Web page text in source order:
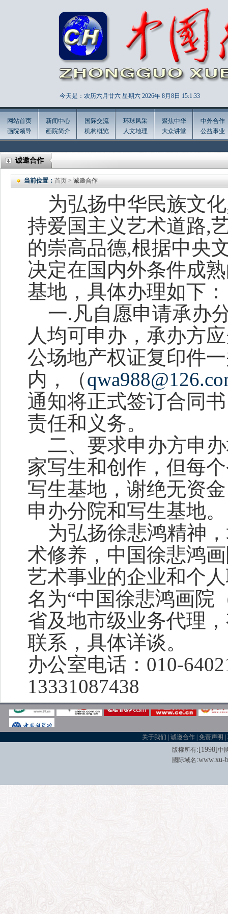
今天是：农历六月廿六 星期六 2026年 8月8日 15:1:34
网站首页
画院领导
新闻中心
画院简介
国际交流
机构概览
环球风采
人文地理
聚焦中华
大众讲堂
中外合作
公益事业
诚邀合作
当前位置： 首页 > 诚邀合作
为弘扬中华民族文
持爱国主义艺术道路,
的崇高品德,根据中央
决定在国内外条件成
基地，具体办理如下：
一.凡自愿申请承办
人均可申办，承办方
公场地产权证复印件
内，（
通知将正式签订合同
责任和义务。
二、要求申办方申
家写生和创作，但每
写生基地，谢绝无资
申办分院和写生基地。
为弘扬徐悲鸿精神
术修养，中国徐悲鸿
艺术事业的企业和个
名为“中国徐悲鸿画院
省及地市级业务代理
联系，具体详谈。
办公室电话：010-
13331087438
关于我们 |诚邀合作 |免责声明 |
版權所有:[1998]中
國际域名 :www.xu-